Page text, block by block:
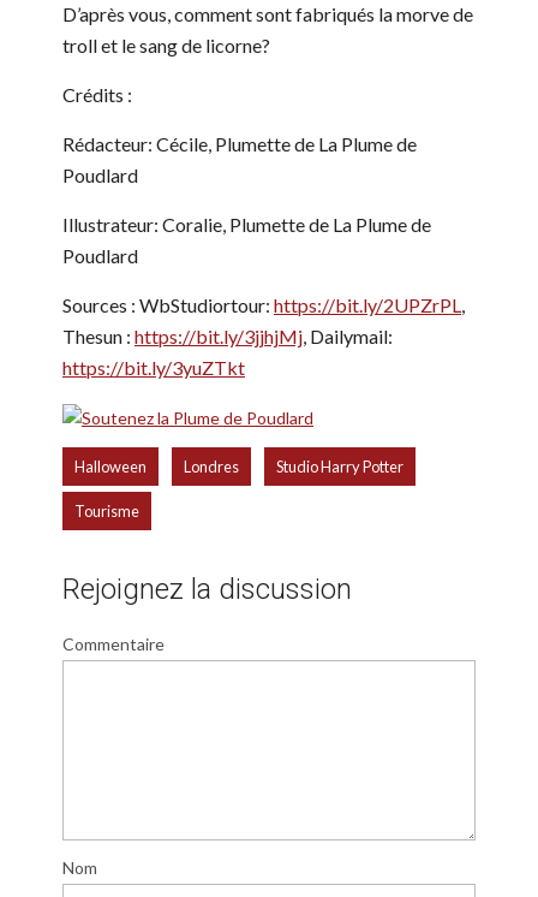
D’après vous, comment sont fabriqués la morve de
troll et le sang de licorne?
Crédits :
Rédacteur: Cécile, Plumette de La Plume de
Poudlard
Illustrateur: Coralie, Plumette de La Plume de
Poudlard
Sources : WbStudiortour: https://bit.ly/2UPZrPL
Thesun : https://bit.ly/3jjhjMj , Dailymail:
https://bit.ly/3yuZTkt
Halloween Londres Studio Harry Potter
Tourisme
Rejoignez la discussion
Commentaire
Nom